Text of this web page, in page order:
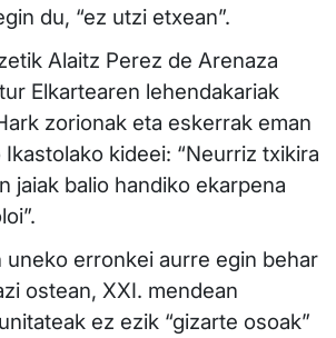
du, “ez utzi etxean”.
Alaitz Perez de Arenaza
Elkartearen lehendakariak
zorionak eta eskerrak eman
kideei: “Neurriz txikira
jaiak balio handiko ekarpena
uneko erronkei aurre egin behar
ostean, XXI. mendean
ez ezik “gizarte osoak”